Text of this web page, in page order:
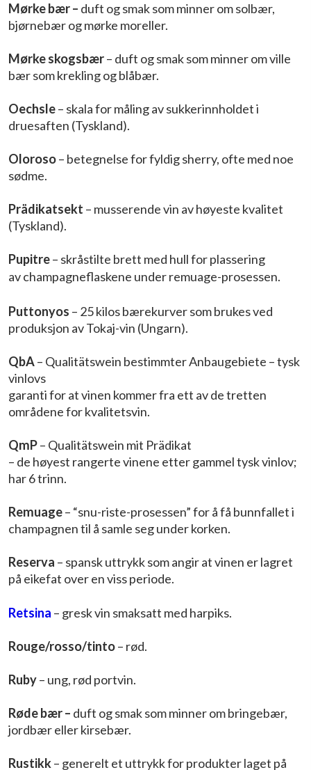
Mørke bær – duft og smak som minner om solbær,
bjørnebær og mørke moreller.
Mørke skogsbær– duft og smak som minner om ville
bær som krekling og blåbær.
Oechsle– skala for måling av sukkerinnholdet i
druesaften (Tyskland).
Oloroso– betegnelse for fyldig sherry, ofte med noe
sødme.
Prädikatsekt – musserende vin av høyeste kvalitet
(Tyskland).
Pupitre– skråstilte brett med hull for plassering
avchampagneflaskene under remuage-prosessen.
Puttonyos – 25 kilos bærekurver som brukes ved
produksjon av Tokaj-vin (Ungarn).
QbA– Qualitätswein bestimmter Anbaugebiete – tysk
vinlovs
garanti for at vinen kommer fra ett av de tretten
områdene for kvalitetsvin.
QmP– Qualitätswein mit Prädikat
– de høyest rangerte vinene etter gammel tysk vinlov;
har 6 trinn.
Remuage– “snu-riste-prosessen” for å få bunnfallet i
champagnen til å samle seg under korken.
Reserva – spansk uttrykk som angir at vinen er lagret
på eikefat over en viss periode.
Retsina – gresk vin smaksatt med harpiks.
Rouge/rosso/tinto– rød.
Ruby– ung, rød portvin.
Røde bær – duft og smak som minner om bringebær,
jordbær eller kirsebær.
Rustikk– generelt et uttrykk for produkter laget på